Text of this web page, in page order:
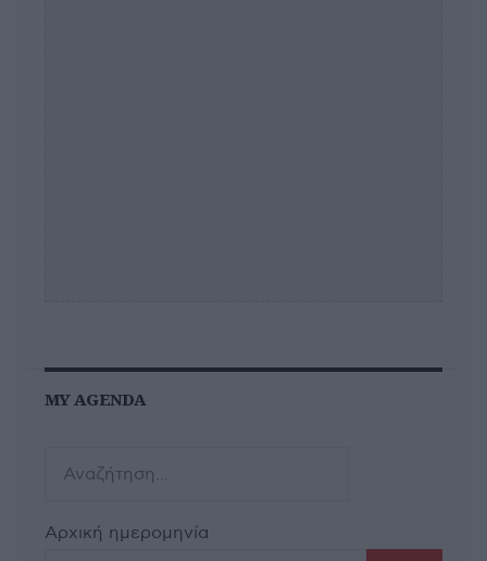
MY AGENDA
Αρχική ημερομηνία